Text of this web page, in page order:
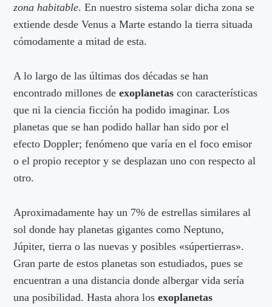
zona habitable. En nuestro sistema solar dicha zona se
extiende desde Venus a Marte estando la tierra situada
cómodamente a mitad de esta.
A lo largo de las últimas dos décadas se han
encontrado millones deexoplanetascon características
que ni la ciencia ficción ha podido imaginar. Los
planetas que se han podido hallar han sido por el
efecto Doppler; fenómeno que varía en el foco emisor
o el propio receptor y se desplazan uno con respecto al
otro.
Aproximadamente hay un 7% de estrellas similares al
sol donde hay planetas gigantes como Neptuno,
Júpiter, tierra o las nuevas y posibles «súpertierras».
Gran parte de estos planetas son estudiados, pues se
encuentran a una distancia donde albergar vida sería
una posibilidad. Hasta ahora losexoplanetas